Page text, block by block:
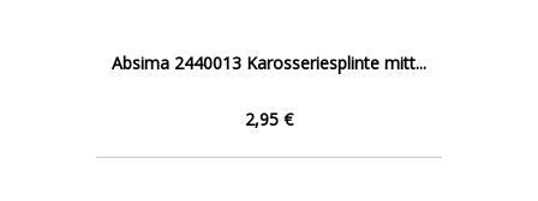
Absima 2440013 Karosseriesplinte mitt...
2,95 €